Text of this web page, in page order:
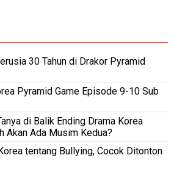
30 Tahun di Drakor Pyramid
Pyramid Game Episode 9-10 Sub
di Balik Ending Drama Korea
Akan Ada Musim Kedua?
tentang Bullying, Cocok Ditonton